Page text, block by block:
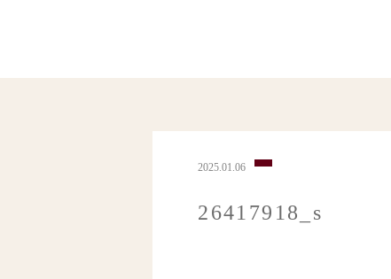
2025.01.06
26417918_s